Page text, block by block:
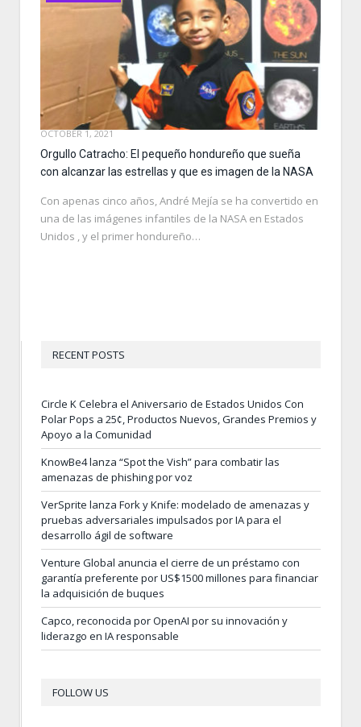
OCTOBER 1, 2021
Orgullo Catracho: El pequeño hondureño que sueña
con alcanzar las estrellas y que es imagen de la NASA
Con apenas cinco años, André Mejía se ha convertido en
una de las imágenes infantiles de la NASA en Estados
Unidos , y el primer hondureño…
RECENT POSTS
Circle K Celebra el Aniversario de Estados Unidos Con
Polar Pops a 25¢, Productos Nuevos, Grandes Premios y
Apoyo a la Comunidad
KnowBe4 lanza “Spot the Vish” para combatir las
amenazas de phishing por voz
VerSprite lanza Fork y Knife: modelado de amenazas y
pruebas adversariales impulsados por IA para el
desarrollo ágil de software
Venture Global anuncia el cierre de un préstamo con
garantía preferente por US$1500 millones para financiar
la adquisición de buques
Capco, reconocida por OpenAI por su innovación y
liderazgo en IA responsable
FOLLOW US